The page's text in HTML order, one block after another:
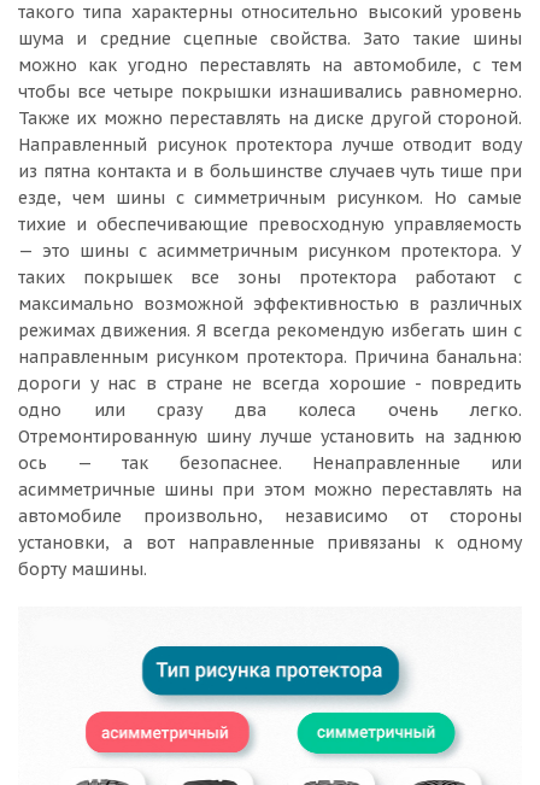
такого типа характерны относительно высокий уровень
шума и средние сцепные свойства. Зато такие шины
можно как угодно переставлять на автомобиле, с тем
чтобы все четыре покрышки изнашивались равномерно.
Также их можно переставлять на диске другой стороной.
Направленный рисунок протектора лучше отводит воду
из пятна контакта и в большинстве случаев чуть тише при
езде, чем шины с симметричным рисунком. Но самые
тихие и обеспечивающие превосходную управляемость
— это шины с асимметричным рисунком протектора. У
таких покрышек все зоны протектора работают с
максимально возможной эффективностью в различных
режимах движения. Я всегда рекомендую избегать шин с
направленным рисунком протектора. Причина банальна:
дороги у нас в стране не всегда хорошие - повредить
одно или сразу два колеса очень легко.
Отремонтированную шину лучше установить на заднюю
ось — так безопаснее. Ненаправленные или
асимметричные шины при этом можно переставлять на
автомобиле произвольно, независимо от стороны
установки, а вот направленные привязаны к одному
борту машины.